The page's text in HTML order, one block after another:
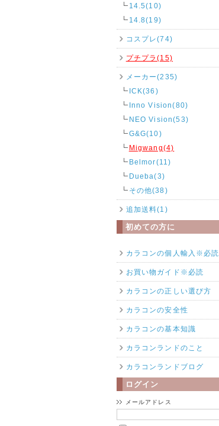
14.5(10)
14.8(19)
コスプレ(74)
プチプラ(15)
メーカー(235)
ICK(36)
Inno Vision(80)
NEO Vision(53)
G&G(10)
Migwang(4)
Belmor(11)
Dueba(3)
その他(38)
追加送料(1)
初めての方に
カラコンの個人輸入※必読
お買い物ガイド※必読
カラコンの正しい選び方
カラコンの安全性
カラコンの基本知識
カラコンランドのこと
カラコンランドブログ
ログイン
メールアドレス